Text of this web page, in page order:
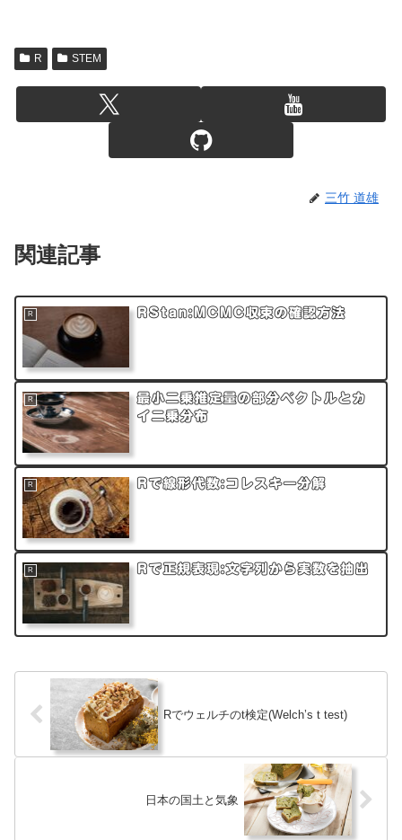
R STEM
三竹 道雄
関連記事
R RStan:MCMC収束の確認方法
R
最小二乗推定量の部分ベクトルとカ
イ二乗分布
R Rで線形代数:コレスキー分解
R Rで正規表現:文字列から実数を抽出
Rでウェルチのt検定(Welch’s t test)
日本の国土と気象